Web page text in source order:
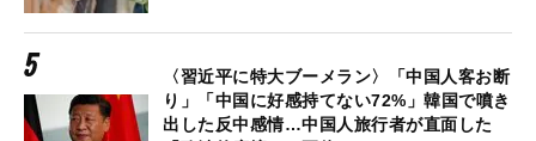
〈習近平に特大ブーメラン〉「中国人客お断
り」「中国に好感持てない72%」韓国で噴き
出した反中感情…中国人旅行者が直面した